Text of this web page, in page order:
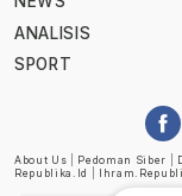
ANALISIS
SPORT
About Us Pedoman Siber
Republika.id